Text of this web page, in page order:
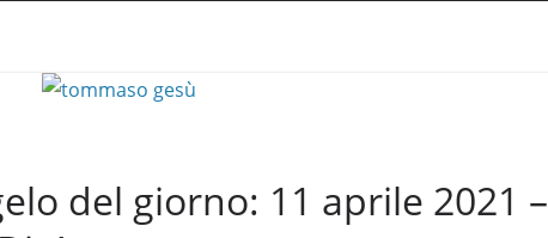
del giorno: 11 aprile 2021 –